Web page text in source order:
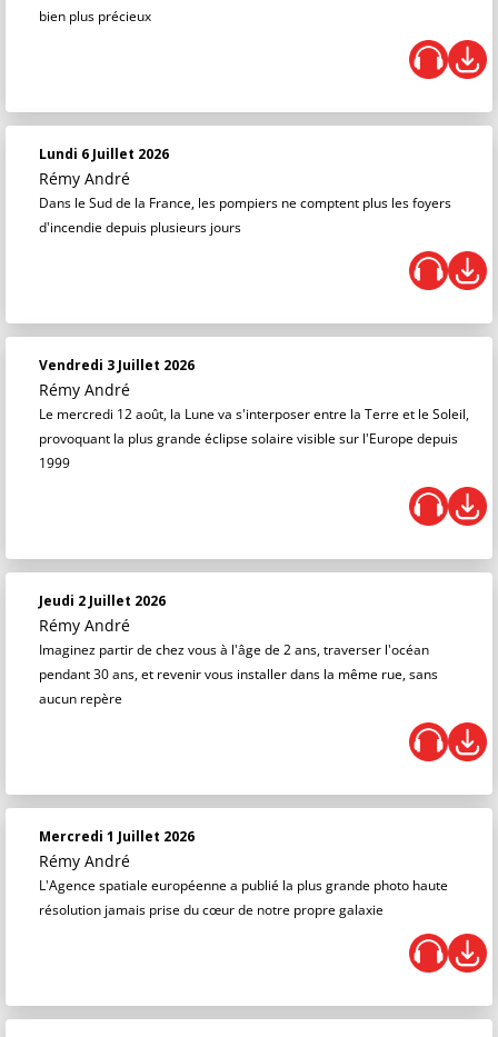
bien plus précieux
Lundi 6 Juillet 2026
Rémy André
Dans le Sud de la France, les pompiers ne comptent plus les foyers
d'incendie depuis plusieurs jours
Vendredi 3 Juillet 2026
Rémy André
Le mercredi 12 août, la Lune va s'interposer entre la Terre et le Soleil,
provoquant la plus grande éclipse solaire visible sur l'Europe depuis
1999
Jeudi 2 Juillet 2026
Rémy André
Imaginez partir de chez vous à l'âge de 2 ans, traverser l'océan
pendant 30 ans, et revenir vous installer dans la même rue, sans
aucun repère
Mercredi 1 Juillet 2026
Rémy André
L'Agence spatiale européenne a publié la plus grande photo haute
résolution jamais prise du cœur de notre propre galaxie